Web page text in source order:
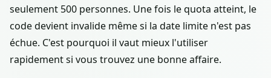
seulement 500 personnes. Une fois le quota atteint, le
code devient invalide même si la date limite n'est pas
échue. C'est pourquoi il vaut mieux l'utiliser
rapidement si vous trouvez une bonne affaire.